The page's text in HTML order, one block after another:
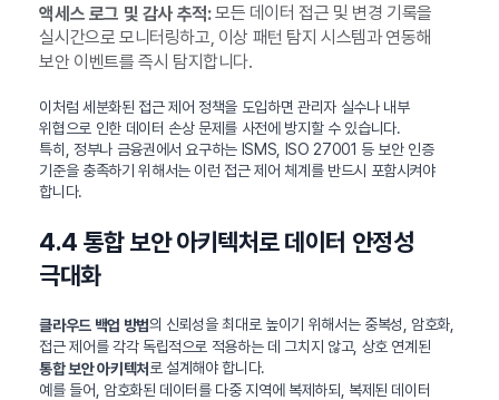
액세스 로그 및 감사 추적:모든 데이터 접근 및 변경 기록을
실시간으로 모니터링하고, 이상 패턴 탐지 시스템과 연동해
보안 이벤트를 즉시 탐지합니다.
이처럼 세분화된 접근 제어 정책을 도입하면 관리자 실수나 내부
위협으로 인한 데이터 손상 문제를 사전에 방지할 수 있습니다.
특히, 정부나 금융권에서 요구하는 ISMS, ISO 27001 등 보안 인증
기준을 충족하기 위해서는 이런 접근 제어 체계를 반드시 포함시켜야
합니다.
4.4 통합 보안 아키텍처로 데이터 안정성
극대화
클라우드 백업 방법의 신뢰성을 최대로 높이기 위해서는 중복성, 암호화,
접근 제어를 각각 독립적으로 적용하는 데 그치지 않고, 상호 연계된
통합 보안 아키텍처 로 설계해야 합니다.
예를 들어, 암호화된 데이터를 다중 지역에 복제하되, 복제된 데이터